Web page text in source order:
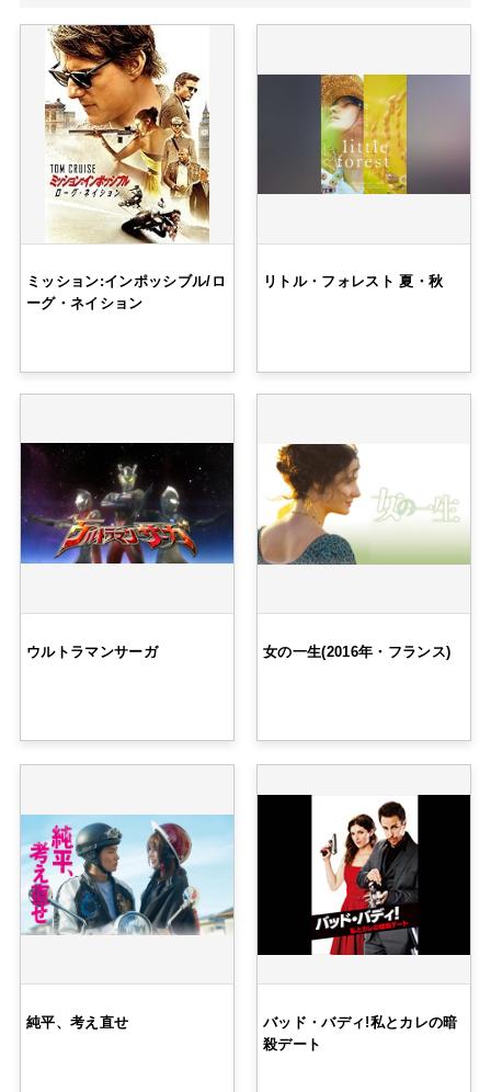
ミッション:インポッシブル/ロ
ーグ・ネイション
リトル・フォレスト 夏・秋
ウルトラマンサーガ 女の一生(2016年・フランス)
純平、考え直せ
バッド・バディ!私とカレの暗
殺デート